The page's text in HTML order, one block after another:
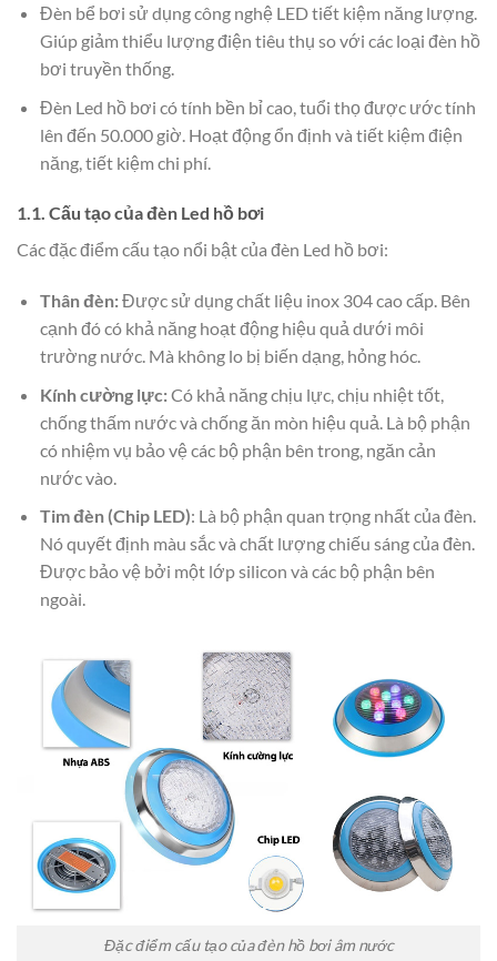
Đèn bể bơi sử dụng công nghệ LED tiết kiệm năng lượng.
Giúp giảm thiểu lượng điện tiêu thụ so với các loại đèn hồ
bơi truyền thống.
Đèn Led hồ bơi có tính bền bỉ cao, tuổi thọ được ước tính
lên đến 50.000 giờ. Hoạt động ổn định và tiết kiệm điện
năng, tiết kiệm chi phí.
1.1. Cấu tạo của đèn Led hồ bơi
Các đặc điểm cấu tạo nổi bật của đèn Led hồ bơi:
Thân đèn:Được sử dụng chất liệu inox 304 cao cấp. Bên
cạnh đó có khả năng hoạt động hiệu quả dưới môi
trường nước. Mà không lo bị biến dạng, hỏng hóc.
Kính cường lực:Có khả năng chịu lực, chịu nhiệt tốt,
chống thấm nước và chống ăn mòn hiệu quả. Là bộ phận
có nhiệm vụ bảo vệ các bộ phận bên trong, ngăn cản
nước vào.
Tim đèn (Chip LED): Là bộ phận quan trọng nhất của đèn.
Nó quyết định màu sắc và chất lượng chiếu sáng của đèn.
Được bảo vệ bởi một lớp silicon và các bộ phận bên
ngoài.
Đặc điểm cấu tạo của đèn hồ bơi âm nước